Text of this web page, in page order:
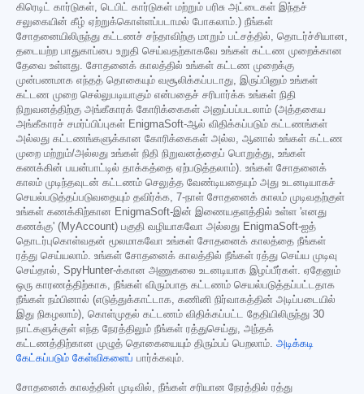
கிரெடிட் கார்டுகள், டெபிட் கார்டுகள் மற்றும் பரிசு அட்டைகள் இந்தச்
சலுகையின் கீழ் ஏற்றுக்கொள்ளப்படாமல் போகலாம்.) நீங்கள்
சோதனையிலிருந்து கட்டணச் சந்தாவிற்கு மாறும் பட்சத்தில், தொடர்ச்சியான,
தடையற்ற பாதுகாப்பை உறுதி செய்வதற்காகவே உங்கள் கட்டண முறைக்கான
தேவை உள்ளது. சோதனைக் காலத்தில் உங்கள் கட்டண முறைக்கு
முன்பணமாக எந்தத் தொகையும் வசூலிக்கப்படாது, இருப்பினும் உங்கள்
கட்டண முறை செல்லுபடியாகும் என்பதைச் சரிபார்க்க உங்கள் நிதி
நிறுவனத்திற்கு அங்கீகாரக் கோரிக்கைகள் அனுப்பப்படலாம் (அத்தகைய
அங்கீகாரச் சமர்ப்பிப்புகள் EnigmaSoft-ஆல் விதிக்கப்படும் கட்டணங்கள்
அல்லது கட்டணங்களுக்கான கோரிக்கைகள் அல்ல, ஆனால் உங்கள் கட்டண
முறை மற்றும்/அல்லது உங்கள் நிதி நிறுவனத்தைப் பொறுத்து, உங்கள்
கணக்கின் பயன்பாட்டில் தாக்கத்தை ஏற்படுத்தலாம்). உங்கள் சோதனைக்
காலம் முடிந்தவுடன் கட்டணம் செலுத்த வேண்டியதையும் அது உடனடியாகச்
செயல்படுத்தப்படுவதையும் தவிர்க்க, 7-நாள் சோதனைக் காலம் முடிவதற்குள்
உங்கள் கணக்கிற்கான EnigmaSoft-இன் இணையதளத்தில் உள்ள 'எனது
கணக்கு' (MyAccount) பகுதி வழியாகவோ அல்லது EnigmaSoft-ஐத்
தொடர்புகொள்வதன் மூலமாகவோ உங்கள் சோதனைக் காலத்தை நீங்கள்
ரத்து செய்யலாம். உங்கள் சோதனைக் காலத்தில் நீங்கள் ரத்து செய்ய முடிவு
செய்தால், SpyHunter-க்கான அணுகலை உடனடியாக இழப்பீர்கள். ஏதேனும்
ஒரு காரணத்திற்காக, நீங்கள் விரும்பாத கட்டணம் செயல்படுத்தப்பட்டதாக
நீங்கள் நம்பினால் (எடுத்துக்காட்டாக, கணினி நிர்வாகத்தின் அடிப்படையில்
இது நிகழலாம்), கொள்முதல் கட்டணம் விதிக்கப்பட்ட தேதியிலிருந்து 30
நாட்களுக்குள் எந்த நேரத்திலும் நீங்கள் ரத்துசெய்து, அந்தக்
கட்டணத்திற்கான முழுத் தொகையையும் திரும்பப் பெறலாம். அடிக்கடி
கேட்கப்படும் கேள்விகளைப் பார்க்கவும்.
சோதனைக் காலத்தின் முடிவில், நீங்கள் சரியான நேரத்தில் ரத்து